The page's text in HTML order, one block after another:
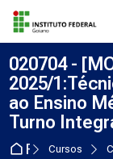
Skip to navigation
Skip to login form
Ir para o conteúdo
Skip to accessibility
Skip to footer
Skip accessibility
020704 -
2025/
ao Ensino
Turno
Página
Cursos